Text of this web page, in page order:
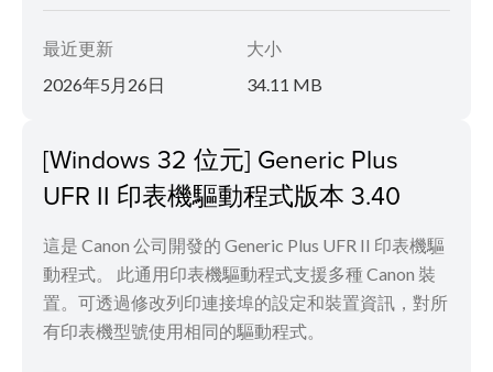
最近更新
2026年5月26日
大小
34.11 MB
[Windows 32 位元] Generic Plus
UFR II 印表機驅動程式版本 3.40
這是 Canon 公司開發的 Generic Plus UFR II 印表機驅
動程式。 此通用印表機驅動程式支援多種 Canon 裝
置。可透過修改列印連接埠的設定和裝置資訊，對所
有印表機型號使用相同的驅動程式。